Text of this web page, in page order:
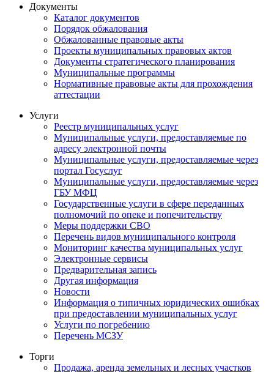
Документы
Каталог документов
Порядок обжалования
Обжалованные правовые акты
Проекты муниципальных правовых актов
Документы стратегического планирования
Муниципальные программы
Нормативные правовые акты для прохождения
аттестации
Услуги
Реестр муниципальных услуг
Муниципальные услуги, предоставляемые по
адресу электронной почты
Муниципальные услуги, предоставляемые через
портал Госуслуг
Муниципальные услуги, предоставляемые через
ГБУ МФЦ
Государственные услуги в сфере переданных
полномочий по опеке и попечительству
Меры поддержки СВО
Перечень видов муниципального контроля
Мониторинг качества муниципальных услуг
Электронные сервисы
Предварительная запись
Другая информация
Новости
Информация о типичных юридических ошибках
при предоставлении муниципальных услуг
Услуги по погребению
Перечень МСЗУ
Торги
Продажа, аренда земельных и лесных участков